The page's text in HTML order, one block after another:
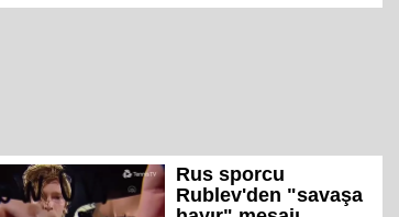
Rus sporcu
Rublev'den "savaşa